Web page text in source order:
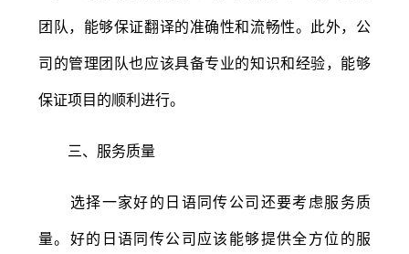
团队，能够保证翻译的准确性和流畅性。此外，公
司的管理团队也应该具备专业的知识和经验，能够
保证项目的顺利进行。
三、服务质量
选择一家好的日语同传公司还要考虑服务质
量。好的日语同传公司应该能够提供全方位的服